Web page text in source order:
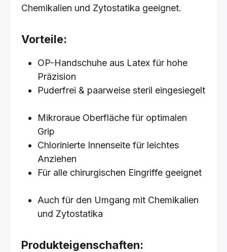
Chemikalien und Zytostatika geeignet.
Vorteile:
OP-Handschuhe aus Latex für hohe
Präzision
Puderfrei & paarweise steril eingesiegelt
Mikroraue Oberfläche für optimalen
Grip
Chlorinierte Innenseite für leichtes
Anziehen
Für alle chirurgischen Eingriffe geeignet
Auch für den Umgang mit Chemikalien
und Zytostatika
Produkteigenschaften: